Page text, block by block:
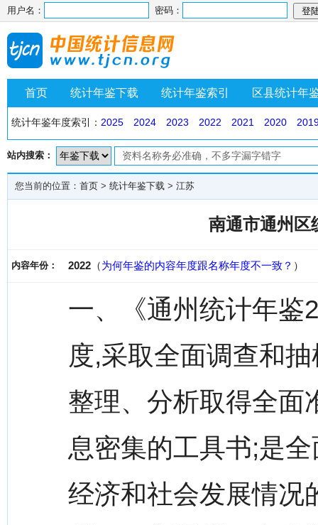
用户名： 密码：
首页 统计年鉴下载 统计年鉴索引 区县统计年
统计年鉴年度索引： 2025 2024 2023 2022 2021 2020
站内搜索：
您当前的位置： 首页 > 统计年鉴下载 > 江苏
南通市通州区
内容年份： 2022 （为何年鉴的内容年度跟名称年度不一致？ ）
一、《通州统计年鉴
度,采取全面调查和
整理、分析取得全面
息密集的工具书;是
经济和社会发展情况